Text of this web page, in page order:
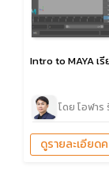
Intro to MAYA เ
โดย โอฬาร
ดูรายละเอียด